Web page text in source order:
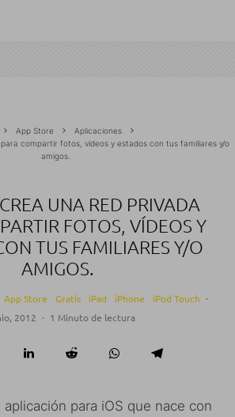
App Store
Aplicaciones
compartir fotos, vídeos y estados con tus familiares y/o
amigos.
UNA RED PRIVADA
FOTOS, VÍDEOS Y
TUS FAMILIARES Y/O
AMIGOS.
App Store Gratis iPad iPhone iPod Touch ·
2012 · 1 Minuto de lectura
aplicación para iOS que nace con